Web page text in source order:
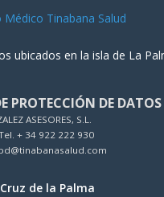
ubicados en la isla de La
PROTECCIÓN DE DATOS
ASESORES, S.L.
+ 34 922 222 930
de la Palma